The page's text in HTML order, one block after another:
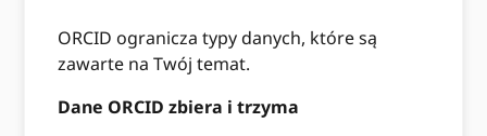
ORCID ogranicza typy danych, które są
zawarte na Twój temat.
Dane ORCID zbiera i trzyma